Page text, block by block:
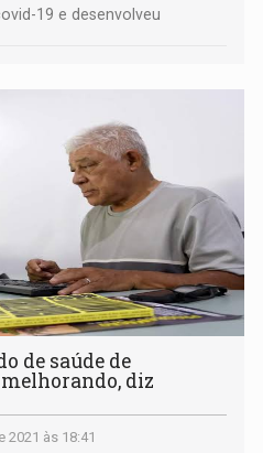
19 e desenvolveu
de saúde de
diz
2021 às 18:41